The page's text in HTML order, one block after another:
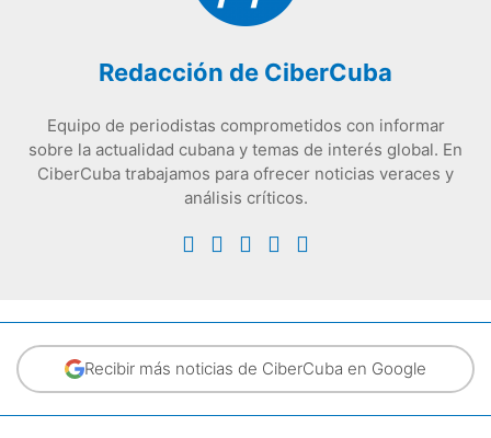
Redacción de CiberCuba
Equipo de periodistas comprometidos con informar
sobre la actualidad cubana y temas de interés global. En
CiberCuba trabajamos para ofrecer noticias veraces y
análisis críticos.
Recibir más noticias de CiberCuba en Google